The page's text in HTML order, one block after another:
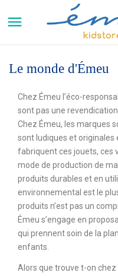

Le monde d'Émeu
Chez Émeu l’éco-
sont pas une
Chez Émeu, les marques
sont ludiques et originales
fabriquent ces jouets, ces
mode de production de
produits durables et en
environnemental est le
produits n’est pas un
Émeu s’engage en
qui prennent soin de la
enfants.
Alors que trouve t-on chez